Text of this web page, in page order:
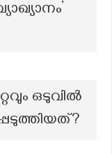
ഒടുവിൽ